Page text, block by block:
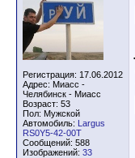
Регистрация: 17.06.2012
Адрес: Миасс -
Челябинск - Миасс
Возраст: 53
Пол: Мужской
Автомобиль: Largus
RS0Y5-42-00T
Сообщений: 588
Изображений: 33